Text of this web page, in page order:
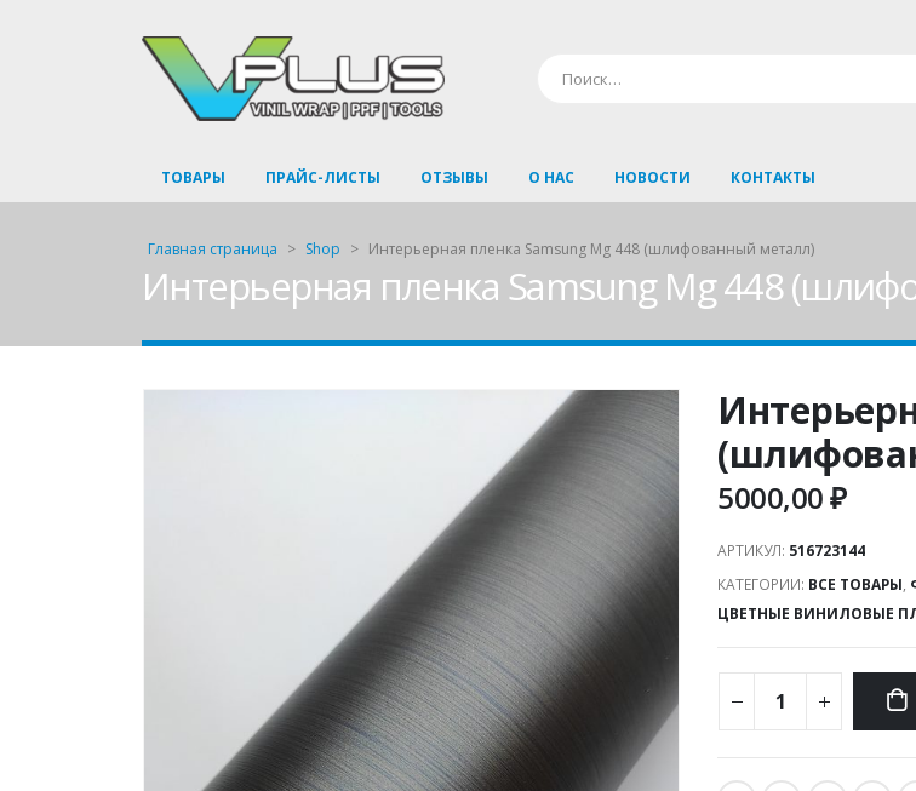
ТОВАРЫ ПРАЙС-ЛИСТЫ ОТЗЫВЫ О НАС НОВОСТИ КОНТАКТЫ
Главная страница > Shop > Интерьерная пленка Samsung Mg 448 (шлифованный металл)
Интерьерная пленка Samsung Mg 448
5000,00₽
АРТИКУЛ: 516723144
КАТЕГОРИИ: ВСЕ ТОВАРЫ,
ЦВЕТНЫЕ ВИНИЛОВЫЕ